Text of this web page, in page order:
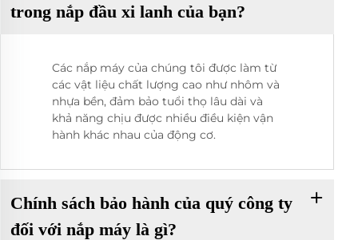
trong nắp đầu xi lanh của bạn?
Các nắp máy của chúng tôi được làm từ
các vật liệu chất lượng cao như nhôm và
nhựa bền, đảm bảo tuổi thọ lâu dài và
khả năng chịu được nhiều điều kiện vận
hành khác nhau của động cơ.
Chính sách bảo hành của quý công ty
đối với nắp máy là gì?